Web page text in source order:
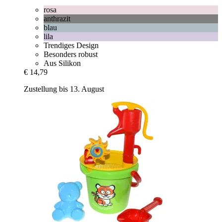
rosa
anthrazit
blau
lila
Trendiges Design
Besonders robust
Aus Silikon
€ 14,79
Zustellung bis 13. August